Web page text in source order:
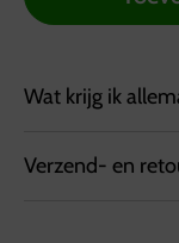
Wat krijg ik
Te bestellen
Verzend- en